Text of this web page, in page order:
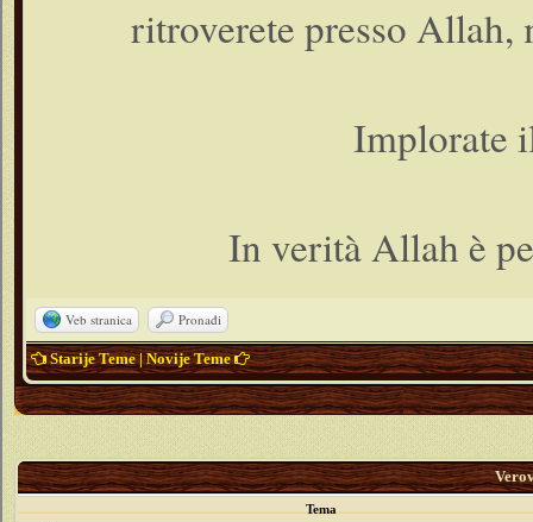
ritroverete presso Allah,
Implorate
In verità Allah è
Veb stranica Pronađi
Starije Teme|Novije Teme
Tema